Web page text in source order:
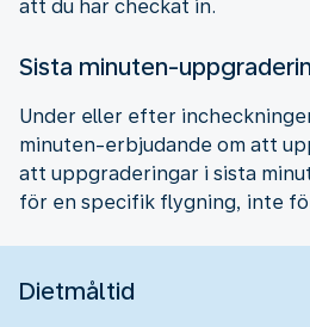
att du har checkat in.
Sista minuten-
Under eller efter
minuten-erbjudande om att
att uppgraderingar i sista
för en specifik flygning, inte
Dietmåltid